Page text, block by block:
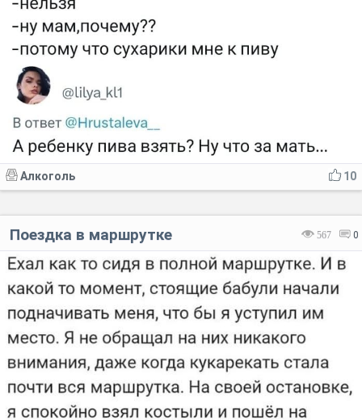
10
Алкоголь
567 0
Поездка в маршрутке